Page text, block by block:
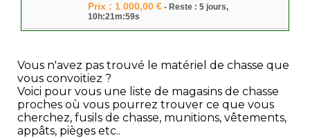
Prix : 1 000,00 € - Reste : 5 jours,
10h:21m:59s
Vous n'avez pas trouvé le matériel de chasse que
vous convoitiez ?
Voici pour vous une liste de magasins de chasse
proches où vous pourrez trouver ce que vous
cherchez, fusils de chasse, munitions, vêtements,
appâts, pièges etc..